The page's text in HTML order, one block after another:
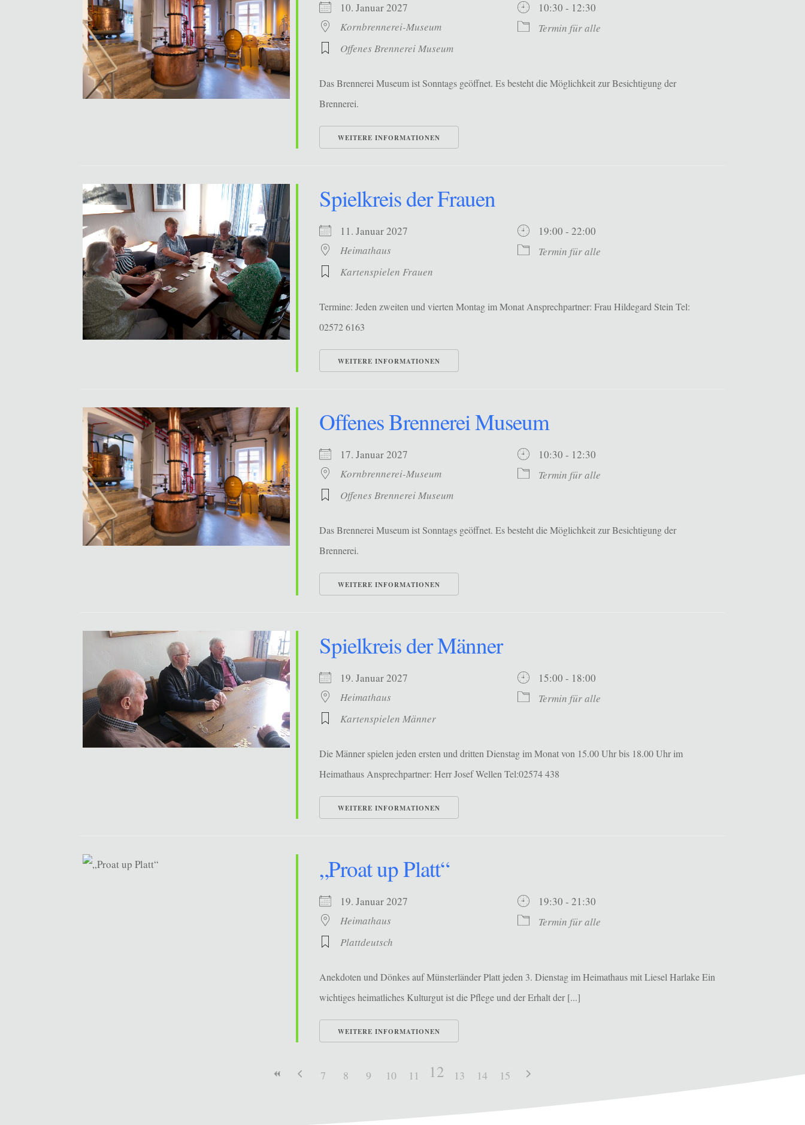
10. Januar 2027
10:30 - 12:30
Kornbrennerei-Museum
Termin für alle
Offenes Brennerei Museum
Das Brennerei Museum ist Sonntags geöffnet. Es besteht die Möglichkeit zur Besichtigung der
Brennerei.
WEITERE INFORMATIONEN
Spielkreis der Frauen
11. Januar 2027
19:00 - 22:00
Heimathaus
Termin für alle
Kartenspielen Frauen
Termine: Jeden zweiten und vierten Montag im Monat Ansprechpartner: Frau Hildegard Stein Tel:
02572 6163
WEITERE INFORMATIONEN
Offenes Brennerei Museum
17. Januar 2027
10:30 - 12:30
Kornbrennerei-Museum
Termin für alle
Offenes Brennerei Museum
Das Brennerei Museum ist Sonntags geöffnet. Es besteht die Möglichkeit zur Besichtigung der
Brennerei.
WEITERE INFORMATIONEN
Spielkreis der Männer
19. Januar 2027
15:00 - 18:00
Heimathaus
Termin für alle
Kartenspielen Männer
Die Männer spielen jeden ersten und dritten Dienstag im Monat von 15.00 Uhr bis 18.00 Uhr im
Heimathaus Ansprechpartner: Herr Josef Wellen Tel:02574 438
WEITERE INFORMATIONEN
„Proat up Platt“
19. Januar 2027
19:30 - 21:30
Heimathaus
Termin für alle
Plattdeutsch
Anekdoten und Dönkes auf Münsterländer Platt jeden 3. Dienstag im Heimathaus mit Liesel Harlake Ein
wichtiges heimatliches Kulturgut ist die Pflege und der Erhalt der [...]
WEITERE INFORMATIONEN
7 8 9 10 11 12 13 14 15